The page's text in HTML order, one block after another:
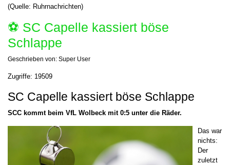
(Quelle: Ruhrnachrichten)
⚽️ SC Capelle kassiert böse
Schlappe
Geschrieben von: Super User
Zugriffe: 19509
SC Capelle kassiert böse Schlappe
SCC kommt beim VfL Wolbeck mit 0:5 unter die Räder.
Das war
nichts:
Der
zuletzt